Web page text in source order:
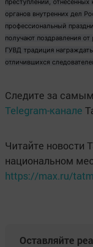
преступлений, отнесенных
органов внутренних дел
профессиональный
получают поздравления
ГУВД традиция
отличившихся
Следите за
Telegram-канале
Читайте новости
национальном
https://max.ru/
Оставляйте